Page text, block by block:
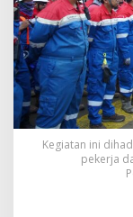
Kegiatan ini
pekerja